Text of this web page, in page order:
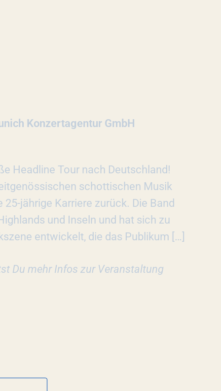
Konzertagentur GmbH
Headline Tour nach Deutschland!
schottischen Musik
jährige Karriere zurück. Die Band
und Inseln und hat sich zu
entwickelt, die das Publikum […]
Du mehr Infos zur Veranstaltung